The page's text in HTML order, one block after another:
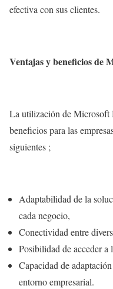
efectiva con sus clientes.
Ventajas y beneficios de
La utilización de Microsoft
beneficios para las
siguientes ;
Adaptabilidad de la
cada negocio,
Conectividad entre
Posibilidad de acceder a
Capacidad de
entorno empresarial.